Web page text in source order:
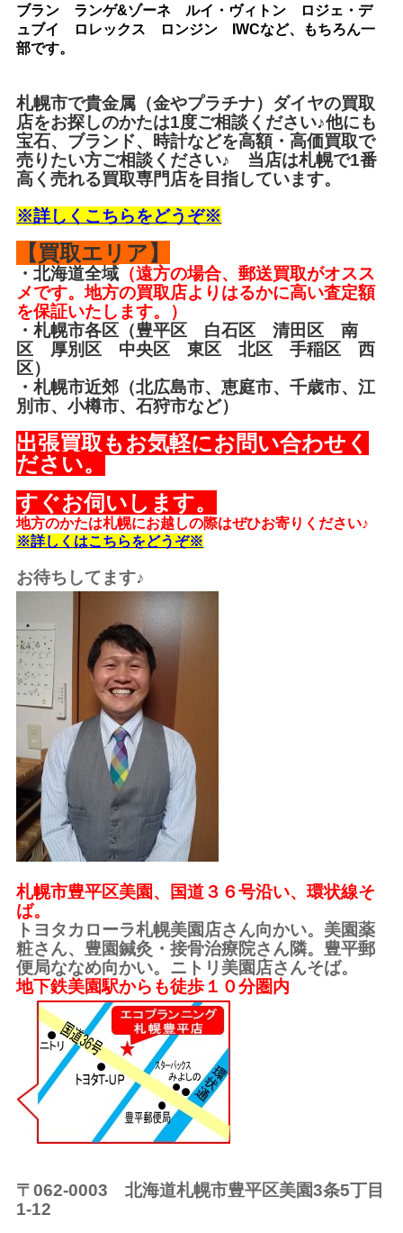
ブラン ランゲ&ゾーネ ルイ・ヴィトン ロジェ・デ
ュブイ ロレックス ロンジン IWCなど、もちろん一
部です。
札幌市で貴金属 （金やプラチナ）ダイヤの買取
店をお探しのかたは1度ご相談ください♪他にも
宝石、ブランド、時計などを高額・高価買取で
売りたい方ご相談ください♪ 当店は札幌で1番
高く売れる買取専門店を目指しています。
※詳しくこちらをどうぞ※
【買取エリア】
・北海道全域 （遠方の場合、郵送買取がオスス
メです。地方の買取店よりはるかに高い査定額
を保証いたします。）
・札幌市各区（豊平区 白石区 清田区 南
区 厚別区 中央区 東区 北区 手稲区 西
区）
・札幌市近郊（北広島市、恵庭市、千歳市、江
別市、小樽市、石狩市など）
出張買取もお気軽にお問い合わせく
ださい。
すぐお伺いします。
地方のかたは札幌にお越しの際はぜひお寄りください♪
※詳しくはこちらをどうぞ※
お待ちしてます♪
札幌市豊平区美園、国道３６号沿い、環状線そ
ば。
トヨタカローラ札幌美園店さん向かい。美園薬
粧さん、豊園鍼灸・接骨治療院さん隣。豊平郵
便局ななめ向かい。ニトリ美園店さんそば。
地下鉄美園駅からも徒歩１０分圏内
〒062-0003 北海道札幌市豊平区美園3条5丁目
1-12